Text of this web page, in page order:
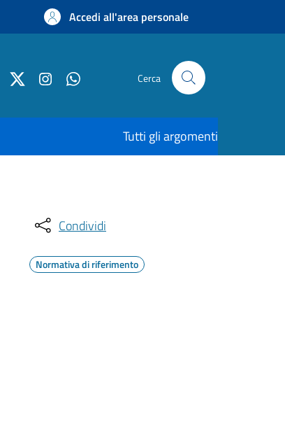
Accedi all'area personale
Cerca
Tutti gli argomenti
Condividi
Normativa di riferimento